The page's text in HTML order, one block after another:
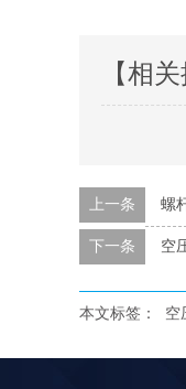
【相
上一条 螺
下一条 空
本文标签： 空